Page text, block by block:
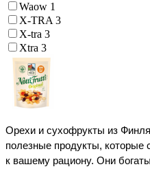
Waow 1
X-TRA3
X-tra 3
Xtra 3
Орехи и сухофрукты из
полезные продукты, которые
к вашему рациону. Они богаты